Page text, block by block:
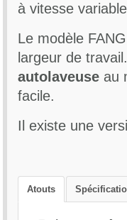
à vitesse
Le modèle
largeur de
autolaveuse au
facile.
Il existe une
Atouts
Système
Largeur de travail :
Moteur de brosse :